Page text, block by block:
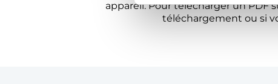
appareil. Pour télécharger un PDF
téléchargement ou si